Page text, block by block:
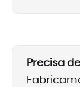
Precisa